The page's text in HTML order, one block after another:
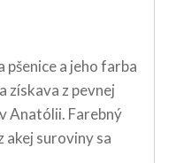
pšenice a jeho farba
získava z pevnej
Anatólii. Farebný
akej suroviny sa